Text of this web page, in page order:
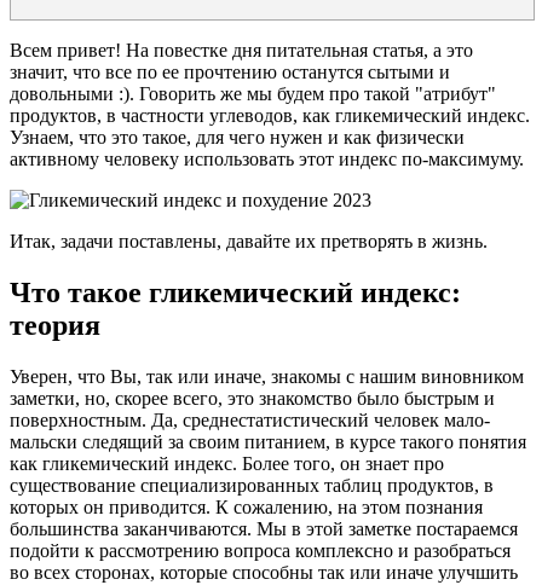
Всем привет! На повестке дня питательная статья, а это
значит, что все по ее прочтению останутся сытыми и
довольными :). Говорить же мы будем про такой "атрибут"
продуктов, в частности углеводов, как гликемический индекс.
Узнаем, что это такое, для чего нужен и как физически
активному человеку использовать этот индекс по-максимуму.
Итак, задачи поставлены, давайте их претворять в жизнь.
Что такое гликемический индекс:
теория
Уверен, что Вы, так или иначе, знакомы с нашим виновником
заметки, но, скорее всего, это знакомство было быстрым и
поверхностным. Да, среднестатистический человек мало-
мальски следящий за своим питанием, в курсе такого понятия
как гликемический индекс. Более того, он знает про
существование специализированных таблиц продуктов, в
которых он приводится. К сожалению, на этом познания
большинства заканчиваются. Мы в этой заметке постараемся
подойти к рассмотрению вопроса комплексно и разобраться
во всех сторонах, которые способны так или иначе улучшить